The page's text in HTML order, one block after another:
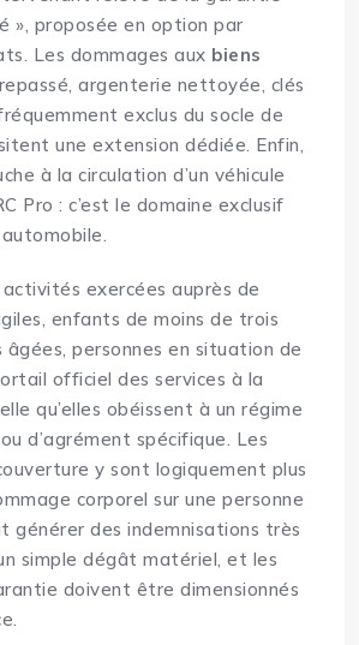
», proposée en option par
Les dommages aux biens
argenterie nettoyée, clés
exclus du socle de
une extension dédiée. Enfin,
à la circulation d’un véhicule
Pro : c’est le domaine exclusif
automobile.
exercées auprès de
enfants de moins de trois
âgées, personnes en situation de
officiel des services à la
qu’elles obéissent à un régime
d’agrément spécifique. Les
y sont logiquement plus
corporel sur une personne
générer des indemnisations très
simple dégât matériel, et les
doivent être dimensionnés